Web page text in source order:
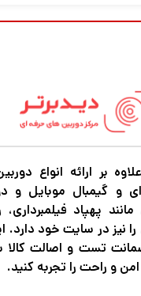
بر ارائه انواع
و گیمبال موبایل و
پهپاد
را نیز در سایت خود
تست و اصالت
و راحت را تجربه کنید.